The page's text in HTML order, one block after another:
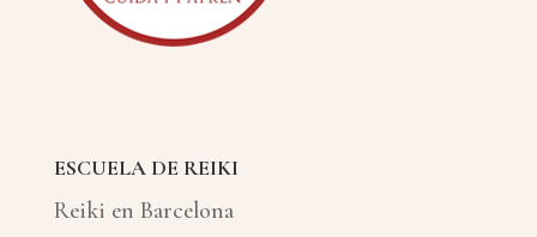
ESCUELA DE REIKI
Reiki en Barcelona